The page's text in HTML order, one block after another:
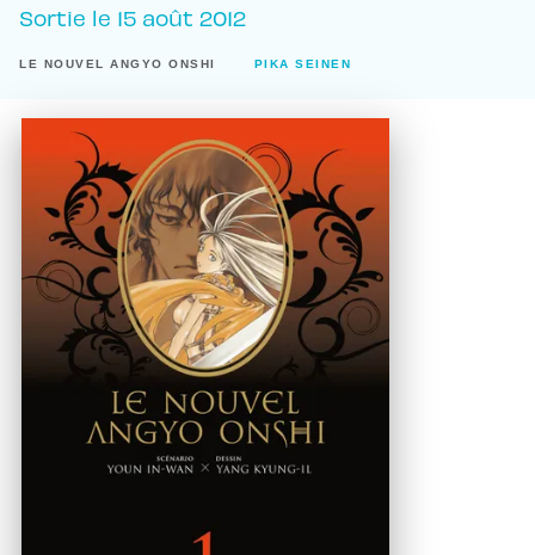
Sortie le 15 août 2012
LE NOUVEL ANGYO ONSHI PIKA SEINEN